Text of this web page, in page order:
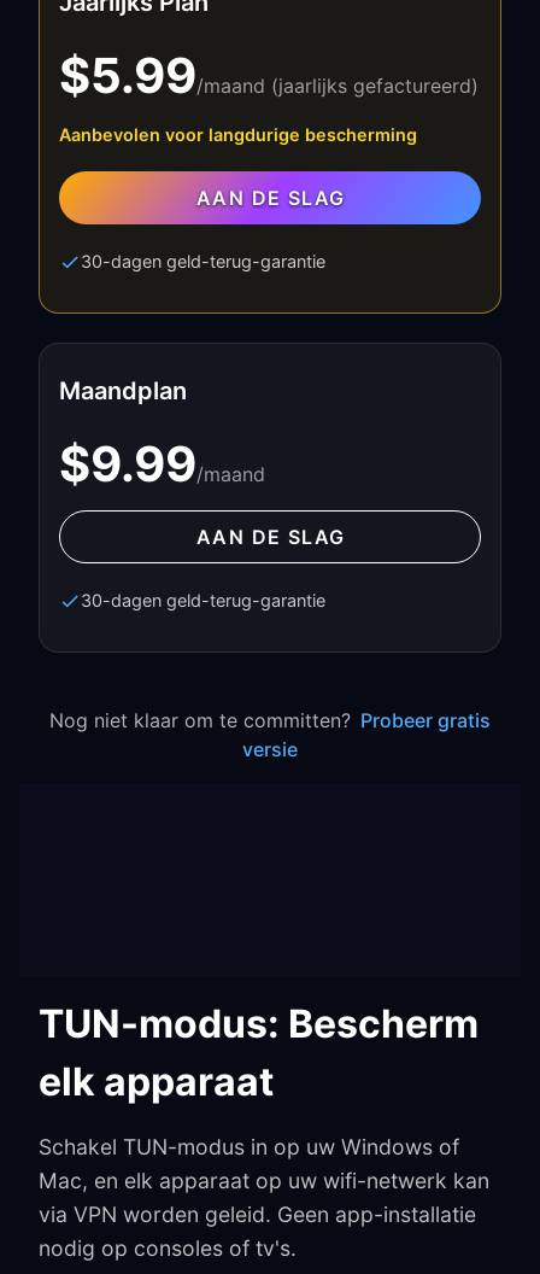
$5.99/maand (jaarlijks gefactureerd)
Aanbevolen voor langdurige bescherming
AAN DE SLAG
30-dagen geld-terug-garantie
Maandplan
$9.99/maand
AAN DE SLAG
30-dagen geld-terug-garantie
Nog niet klaar om te committen? Probeer gratis
versie
TUN-modus: Bescherm
elk apparaat
Schakel TUN-modus in op uw Windows of
Mac, en elk apparaat op uw wifi-netwerk kan
via VPN worden geleid. Geen app-installatie
nodig op consoles of tv's.